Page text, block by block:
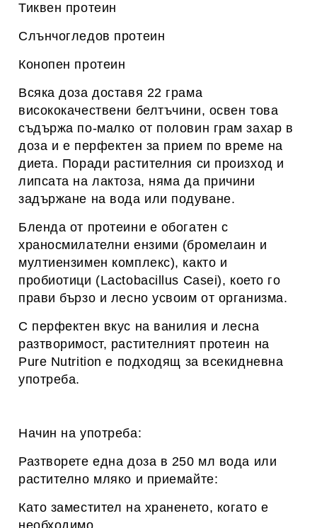
Тиквен протеин
Слънчогледов протеин
Конопен протеин
Всяка доза доставя 22 грама
висококачествени белтъчини, освен това
съдържа по-малко от половин грам захар в
доза и е перфектен за прием по време на
диета. Поради растителния си произход и
липсата на лактоза, няма да причини
задържане на вода или подуване.
Бленда от протеини е обогатен с
храносмилателни ензими (бромелаин и
мултиензимен комплекс), както и
пробиотици (Lactobacillus Casei), което го
прави бързо и лесно усвоим от организма.
С перфектен вкус на ванилия и лесна
разтворимост, растителният протеин на
Pure Nutrition е подходящ за всекидневна
употреба.
Начин на употреба:
Разтворете една доза в 250 мл вода или
растително мляко и приемайте:
Като заместител на храненето, когато е
необходимо